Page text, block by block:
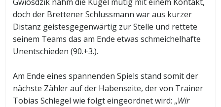
doch der Brettener Schlussmann war aus kurzer
Distanz geistesgegenwärtig zur Stelle und rettete
seinem Teams das am Ende etwas schmeichelhafte
Unentschieden (90.+3.).
Am Ende eines spannenden Spiels stand somit der
nächste Zähler auf der Habenseite, der von Trainer
Tobias Schlegel wie folgt eingeordnet wird: „Wir